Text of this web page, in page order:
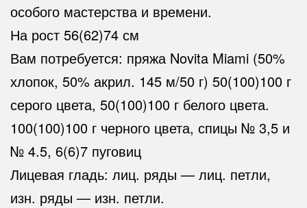
особого мастерства и времени.
На рост 56(62)74 см
Вам потребуется: пряжа Novita Miami (50%
хлопок, 50% акрил. 145 м/50 г) 50(100)100 г
серого цвета, 50(100)100 г белого цвета.
100(100)100 г черного цвета, спицы № 3,5 и
№ 4.5, 6(6)7 пуговиц
Лицевая гладь: лиц. ряды — лиц. петли,
изн. ряды — изн. петли.